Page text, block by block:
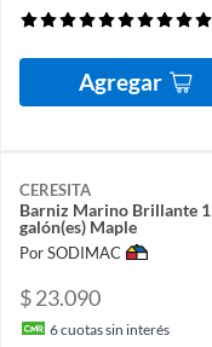
Agregar
CERESITA
Barniz Marino Brillante 1
galón(es) Maple
Por SODIMAC
$ 23.090
6cuotas sin interés